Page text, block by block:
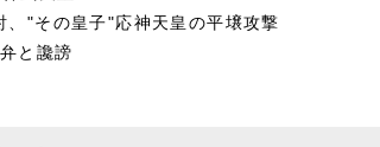
"その皇子"応神天皇の平壌攻撃
と讒謗